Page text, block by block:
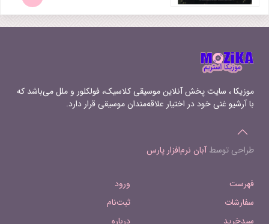
موزیکا ، سایت پخش آنلاین موسیقی کلاسیک، فولکلور و ملل می‌باشد که
با آرشیو غنی خود در اختیار علاقه‌مندان موسیقی قرار دارد.
طراحی توسطآبان نرم‌افزار پارس
فهرست
سفارشات
سبدخرید
ورود
ثبت‌نام
درباره